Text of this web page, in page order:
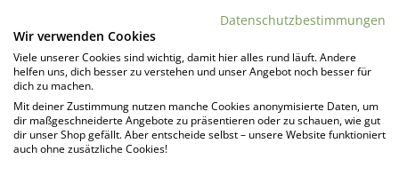
DAS KÖNNTE DIR AUCH GEFALLEN …
NICHT VORRÄTIG NICHT VORRÄTIG
Datenschutzbestimmungen
Wir verwenden Cookies
Viele unserer Cookies sind wichtig, damit hier alles rund läuft. Andere
helfen uns, dich besser zu verstehen und unser Angebot noch besser für
dich zu machen.
Mit deiner Zustimmung nutzen manche Cookies anonymisierte Daten, um
dir maßgeschneiderte Angebote zu präsentieren oder zu schauen, wie gut
dir unser Shop gefällt. Aber entscheide selbst – unsere Website funktioniert
auch ohne zusätzliche Cookies!